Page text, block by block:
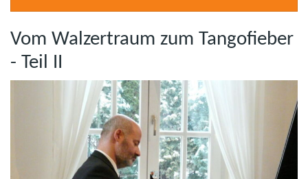
Vom Walzertraum zum Tangofieber
- Teil II